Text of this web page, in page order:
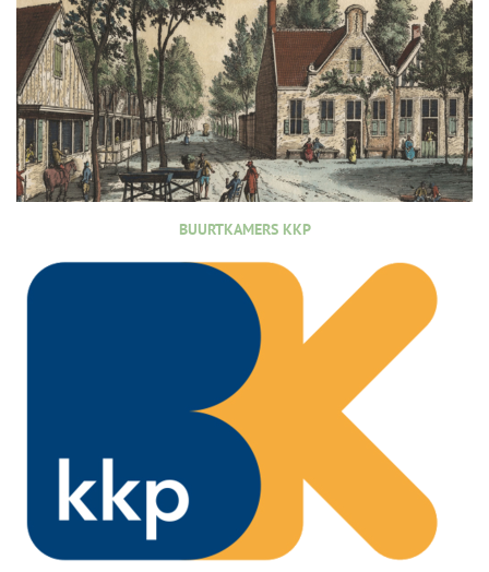
BUURTKAMERS KKP